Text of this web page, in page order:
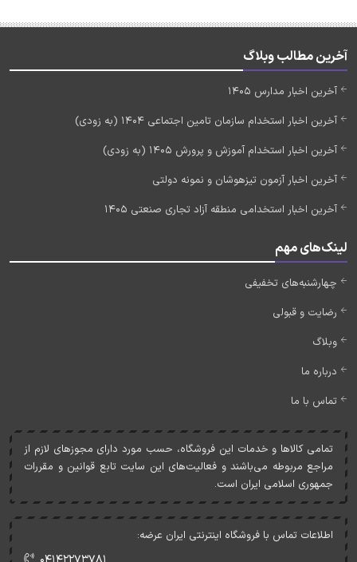
آخرین مطالب وبلاگ
آخرین اخبار مدارس 1405
آخرین اخبار استخدام سازمان تامین اجتماعی 1404 (به زودی)
آخرین اخبار استخدام آموزش و پرورش 1405 (به زودی)
آخرین اخبار آزمون تیزهوشان و نمونه دولتی
آخرین اخبار استخدامی منطقه آزاد تجاری صنعتی 1405
لینک‌های مهم
چهارشنبه‌های تخفیفی
رضایت و قبولی
وبلاگ
درباره ما
تماس با ما
تمامی کالاها و خدمات اين فروشگاه، حسب مورد دارای مجوزهای لازم از
مراجع مربوطه می‌باشند و فعاليت‌های اين سايت تابع قوانين و مقررات
جمهوری اسلامی ايران است.
اطلاعات تماس با فروشگاه اینترنتی ایران عرضه: